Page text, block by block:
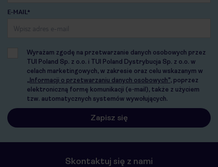
E-MAIL*
Wyrażam zgodę na przetwarzanie danych osobowych przez
TUI Poland Sp. z o.o. i TUI Poland Dystrybucja Sp. z o.o. w
celach marketingowych, w zakresie oraz celu wskazanym w
„Informacji o przetwarzaniu danych osobowych”, poprzez
elektroniczną formę komunikacji (e-mail), także z użyciem
tzw. automatycznych systemów wywołujących.
Skontaktuj się z nami